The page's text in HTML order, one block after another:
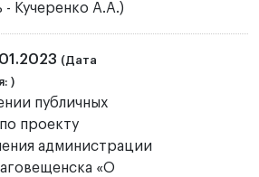
- Кучеренко А.А.)
(Дата
)
публичных
проекту
администрации
«О